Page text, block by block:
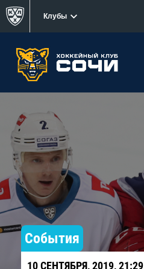
Клубы
События
10 СЕНТЯБРЯ, 2019, 21:29